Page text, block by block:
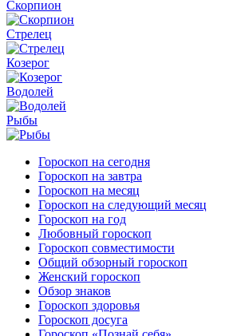
Скорпион
Стрелец
Козерог
Водолей
Рыбы
Гороскоп на сегодня
Гороскоп на завтра
Гороскоп на месяц
Гороскоп на следующий месяц
Гороскоп на год
Любовный гороскоп
Гороскоп совместимости
Общий обзорный гороскоп
Женский гороскоп
Обзор знаков
Гороскоп здоровья
Гороскоп досуга